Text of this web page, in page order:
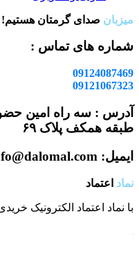
میزبان صدای گرمتان هستیم!
شماره های تماس :
09124087469
09121067323
آدرس : سه راه امین
طبقه همکف پلاک ۶۹
ایمیل: info@dalomal.com
نماد اعتماد
با نماد اعتماد الکترونیک